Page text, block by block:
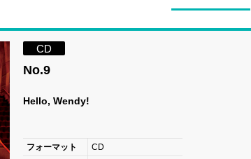
CD
No.9
Hello, Wendy!
フォーマット
CD